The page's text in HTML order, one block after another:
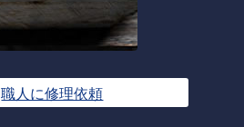
職人に修理依頼